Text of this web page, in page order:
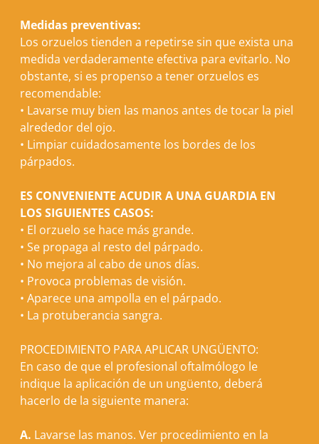
Medidas preventivas:
Los orzuelos tienden a repetirse sin que exista una
medida verdaderamente efectiva para evitarlo. No
obstante, si es propenso a tener orzuelos es
recomendable:
• Lavarse muy bien las manos antes de tocar la piel
alrededor del ojo.
• Limpiar cuidadosamente los bordes de los
párpados.
ES CONVENIENTE ACUDIR A UNA GUARDIA EN
LOS SIGUIENTES CASOS:
• El orzuelo se hace más grande.
• Se propaga al resto del párpado.
• No mejora al cabo de unos días.
• Provoca problemas de visión.
• Aparece una ampolla en el párpado.
• La protuberancia sangra.
PROCEDIMIENTO PARA APLICAR UNGÜENTO:
En caso de que el profesional oftalmólogo le
indique la aplicación de un ungüento, deberá
hacerlo de la siguiente manera:
A. Lavarse las manos. Ver procedimiento en la